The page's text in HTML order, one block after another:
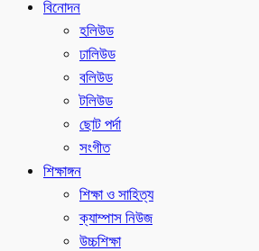
বিনোদন
হলিউড
ঢালিউড
বলিউড
টলিউড
ছোট পর্দা
সংগীত
শিক্ষাঙ্গন
শিক্ষা ও সাহিত্য
ক্যাম্পাস নিউজ
উচ্চশিক্ষা